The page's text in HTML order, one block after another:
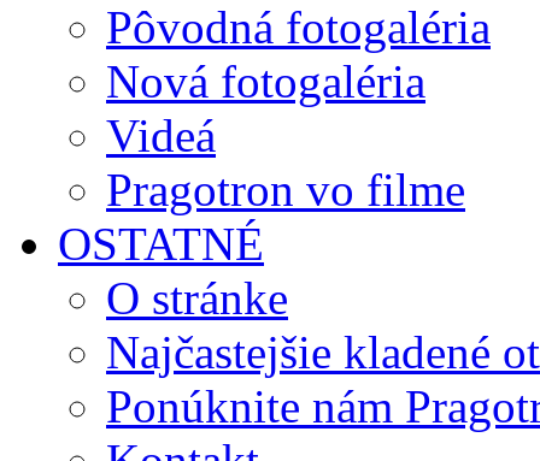
Pôvodná fotogaléria
Nová fotogaléria
Videá
Pragotron vo filme
OSTATNÉ
O stránke
Najčastejšie kladené
Ponúknite nám